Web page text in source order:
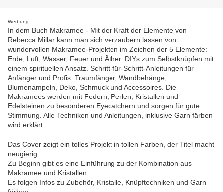
Werbung
In dem Buch Makramee - Mit der Kraft der Elemente von
Rebecca Millar kann man sich verzaubern lassen von
wundervollen Makramee-Projekten im Zeichen der 5 Elemente:
Erde, Luft, Wasser, Feuer und Äther. DIYs zum Selbstknüpfen mit
einem spirituellen Ansatz. Schritt-für-Schritt-Anleitungen für
Anfänger und Profis: Traumfänger, Wandbehänge,
Blumenampeln, Deko, Schmuck und Accessoires. Die
Makramees werden mit Federn, Perlen, Kristallen und
Edelsteinen zu besonderen Eyecatchern und sorgen für gute
Stimmung. Alle Techniken und Anleitungen, inklusive Garn färben
wird erklärt.
Das Cover zeigt ein tolles Projekt in tollen Farben, der Titel macht
neugierig.
Zu Beginn gibt es eine Einführung zu der Kombination aus
Makramee und Kristallen.
Es folgen Infos zu Zubehör, Kristalle, Knüpftechniken und Garn